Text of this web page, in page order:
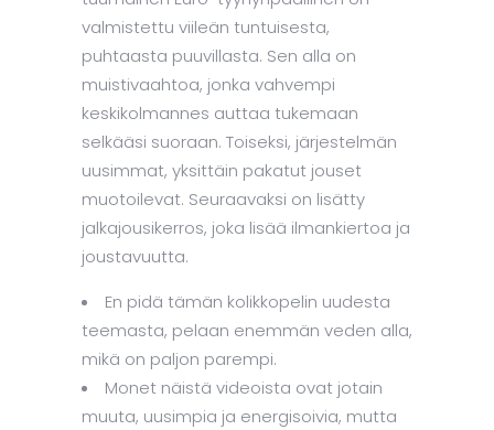
valmistettu viileän tuntuisesta,
puhtaasta puuvillasta. Sen alla on
muistivaahtoa, jonka vahvempi
keskikolmannes auttaa tukemaan
selkääsi suoraan. Toiseksi, järjestelmän
uusimmat, yksittäin pakatut jouset
muotoilevat. Seuraavaksi on lisätty
jalkajousikerros, joka lisää ilmankiertoa ja
joustavuutta.
En pidä tämän kolikkopelin uudesta
teemasta, pelaan enemmän veden alla,
mikä on paljon parempi.
Monet näistä videoista ovat jotain
muuta, uusimpia ja energisoivia, mutta